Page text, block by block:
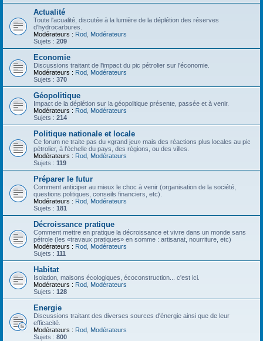
Actualité
Toute l'acualité, discutée à la lumière de la déplétion des réserves
d'hydrocarbures.
Modérateurs : Rod Modérateurs
Sujets : 209
Economie
Discussions traitant de l'impact du pic pétrolier sur l'économie.
Modérateurs : Rod Modérateurs
Sujets : 370
Géopolitique
Impact de la déplétion sur la géopolitique présente, passée et à venir.
Modérateurs : Rod Modérateurs
Sujets : 214
Politique nationale et locale
Ce forum ne traite pas du «grand jeu» mais des réactions plus locales au pic
pétrolier, à l'échelle du pays, des régions, ou des villes.
Modérateurs : Rod Modérateurs
Sujets : 119
Préparer le futur
Comment anticiper au mieux le choc à venir (organisation de la société,
questions politiques, conseils financiers, etc).
Modérateurs : Rod Modérateurs
Sujets : 181
Décroissance pratique
Comment mettre en pratique la décroissance et vivre dans un monde sans
pétrole (les «travaux pratiques» en somme : artisanat, nourriture, etc)
Modérateurs : Rod Modérateurs
Sujets : 111
Habitat
Isolation, maisons écologiques, écoconstruction... c'est ici.
Modérateurs : Rod Modérateurs
Sujets : 128
Energie
Discussions traitant des diverses sources d'énergie ainsi que de leur
efficacité.
Modérateurs : Rod Modérateurs
Sujets : 800